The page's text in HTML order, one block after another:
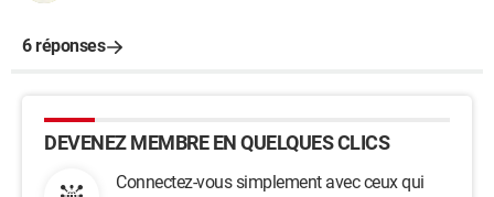
6 réponses
DEVENEZ MEMBRE EN QUELQUES CLICS
Connectez-vous simplement avec ceux qui